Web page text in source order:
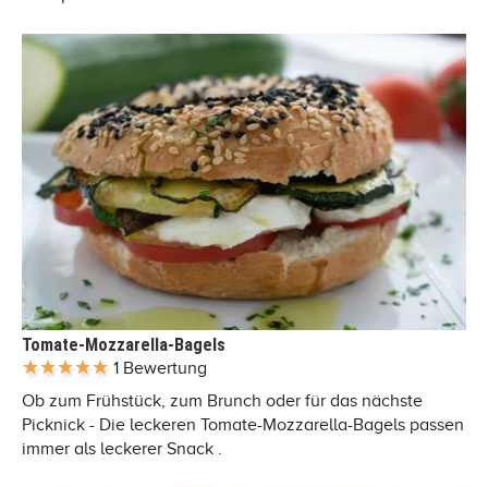
Tomate-Mozzarella-Bagels
1 Bewertung
Ob zum Frühstück, zum Brunch oder für das nächste
Picknick - Die leckeren Tomate-Mozzarella-Bagels passen
immer als leckerer Snack .